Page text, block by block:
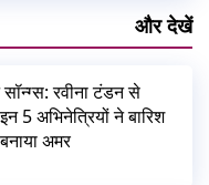
और देखें
रवीना टंडन से
5 अभिनेत्रियों ने बारिश
अमर